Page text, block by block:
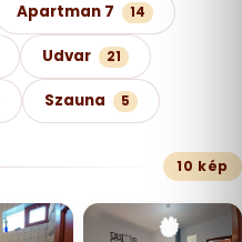
Apartman 7 14
Udvar 21
Szauna 5
10 kép